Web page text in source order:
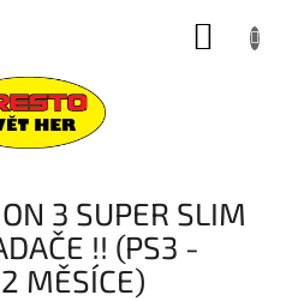
3 SUPER SLIM
!! (PS3 -
MĚSÍCE)